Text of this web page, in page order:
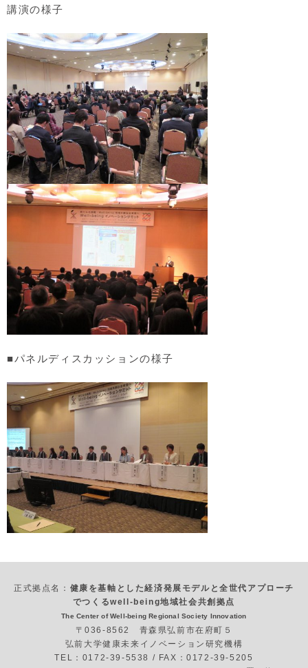
講演の様子
■パネルディスカッションの様子
正式拠点名： 健康を基軸とした経済発展モデルと全世代アプローチ
でつくるwell-being地域社会共創拠点
The Center of Well-being Regional Society Innovation
〒036-8562 青森県弘前市在府町５
弘前大学健康未来イノベーション研究機構
TEL：0172-39-5538 / FAX：0172-39-5205